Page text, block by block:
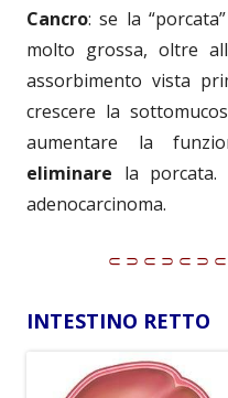
Cancro: se la
molto grossa, oltre
assorbimento vista
crescere la
aumentare la
eliminare la
adenocarcinoma.
INTESTINO RETTO